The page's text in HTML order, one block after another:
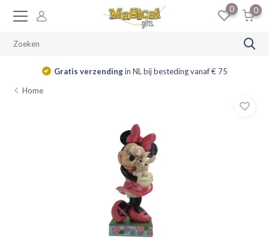
0 0
Gratis verzendingin NL bij besteding vanaf € 75
Home